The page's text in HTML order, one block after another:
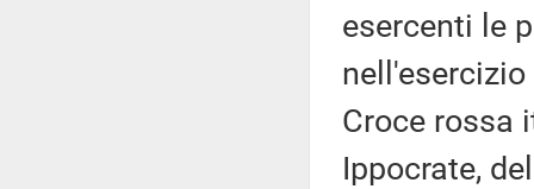
esercenti le
Croce rossa
Ippocrate,